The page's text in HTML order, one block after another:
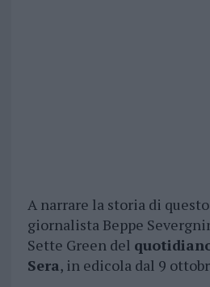
A narrare la storia di
giornalista Beppe
Sette Green del
Sera, in edicola dal 9